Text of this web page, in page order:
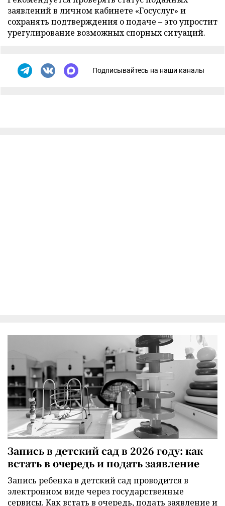
заявлений в личном кабинете «Госуслуг» и
сохранять подтверждения о подаче – это упростит
урегулирование возможных спорных ситуаций.
Подписывайтесь на наши каналы
Запись в детский сад в 2026 году: как
встать в очередь и подать заявление
Запись ребенка в детский сад проводится в
электронном виде через государственные
сервисы. Как встать в очередь, подать заявление и